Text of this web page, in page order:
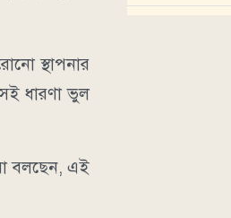
স্থাপনার
ধারণা ভুল
বলছেন, এই